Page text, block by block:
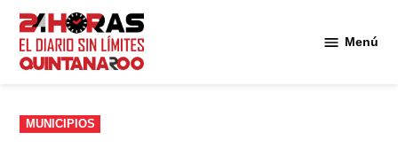
Saltar
contenido
Menú
PUBLICADO
EN
MUNICIPIOS